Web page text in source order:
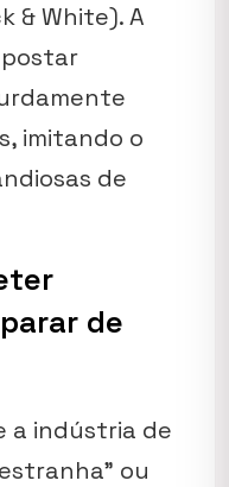
& White). A
imitando o
de
de
a indústria de
ou